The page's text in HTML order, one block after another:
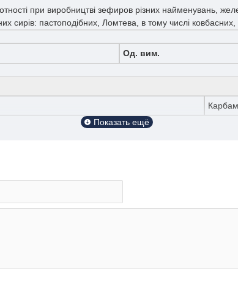
при виробництві зефиров різних найменувань,
сирів: пастоподібних, Ломтева, в тому числі
Од. вим.